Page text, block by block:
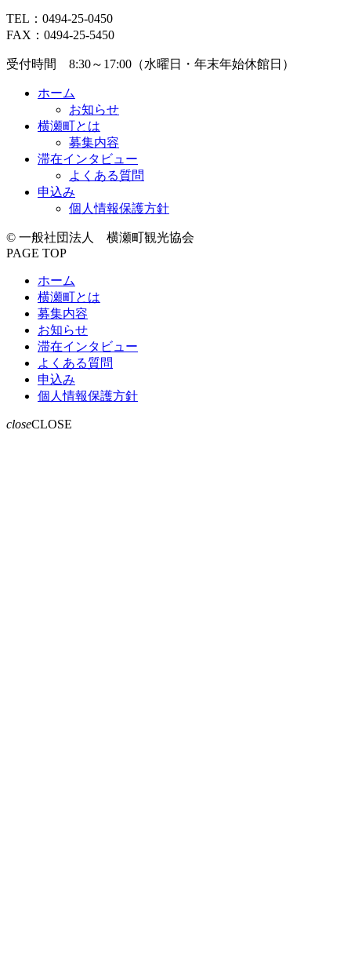
戻
る
TEL： 0494-25-0450
FAX：0494-25-5450
受付時間 8:30～17:00（水曜日・年末年始休館日）
ホーム
お知らせ
横瀬町とは
募集内容
滞在インタビュー
よくある質問
申込み
個人情報保護方針
© 一般社団法人 横瀬町観光協会
PAGE TOP
ホーム
横瀬町とは
募集内容
お知らせ
滞在インタビュー
よくある質問
申込み
個人情報保護方針
closeCLOSE